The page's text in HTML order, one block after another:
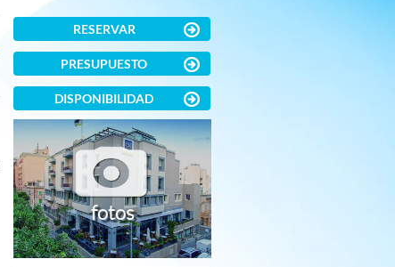
RESERVAR
PRESUPUESTO
DISPONIBILIDAD
fotos